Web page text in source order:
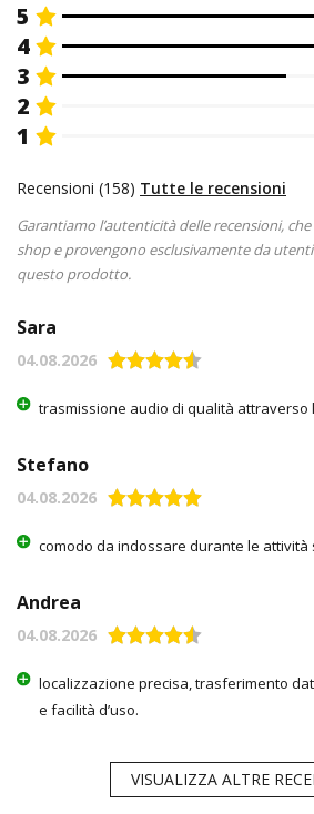
5
4
3
2
1
Recensioni (158) Tutte le recensioni
Garantiamo l’autenticità delle recensioni,
shop e provengono esclusivamente da
questo prodotto.
Sara
04.08.2026
trasmissione audio di qualità attraverso
Stefano
04.08.2026
comodo da indossare durante le attività
Andrea
04.08.2026
localizzazione precisa, trasferimento
e facilità d’uso.
VISUALIZZA ALTRE